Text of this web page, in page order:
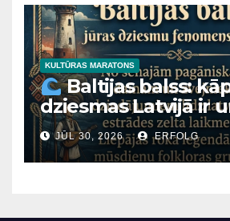
Mārtiņa Lutera
Daugavpilī un
Nacionālā mākslas
ēkai Rīgā ir viens
“arhitektoniskais
KULTŪRAS MARATONS
Baltijas balss:
dziesmas Latvijā ir
fenomens?
JŪL 30, 2026 ERFOLG